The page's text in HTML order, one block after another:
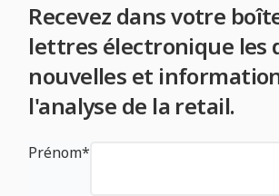
Recevez dans votre
lettres électronique les
nouvelles et
l'analyse de la retail.
Prénom*